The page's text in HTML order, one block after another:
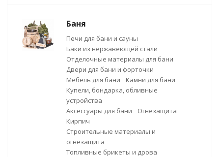
Баня
Печи для бани и сауны
Баки из нержавеющей стали
Отделочные материалы для бани
Двери для бани и форточки
Мебель для бани
Камни для бани
Купели, бондарка, обливные
устройства
Аксессуары для бани
Огнезащита
Кирпич
Строительные материалы и
огнезащита
Топливные брикеты и дрова